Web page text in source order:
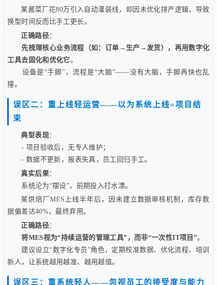
某酱菜厂花80万引入自动灌装线，却因未优化排产逻辑，导致
换型时间反而比手工更长。
正确路径：
先梳理核心业务流程（如：订单→生产→发货），再用数字化
工具去固化和优化它。
设备是“手脚”，流程是“大脑”——没有大脑，手脚再快也乱
撞。
误区二：重上线轻运营——以为系统上线=项目结
束
典型表现：
- 项目验收后，无专人维护；
- 数据不更新，报表失真，员工回归手工。
真实后果：
系统沦为“摆设”，前期投入打水漂。
某烘焙厂MES上线半年后，因未建立数据审核机制，库存数
据偏差达40%，最终弃用。
正确路径：
将MES视为“持续运营的管理工具”，而非“一次性IT项目”。
建议设立“数字化专员”角色，定期校准数据、优化流程、培训
新人，让系统越用越准、越用越值。
误区三：重系统轻人——忽视员工的接受度与能力